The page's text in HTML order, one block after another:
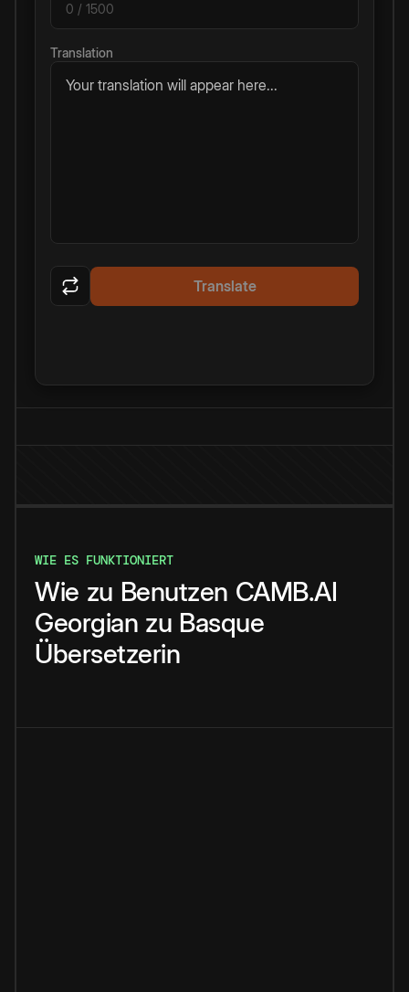
0 / 1500
Translation
Your translation will appear here...
Translate
WIE ES FUNKTIONIERT
Wie zu Benutzen CAMB.AI
Georgian zu Basque
Übersetzerin